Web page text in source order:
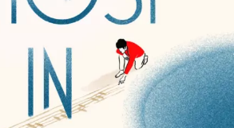
Ghost in Love
Marc Levy